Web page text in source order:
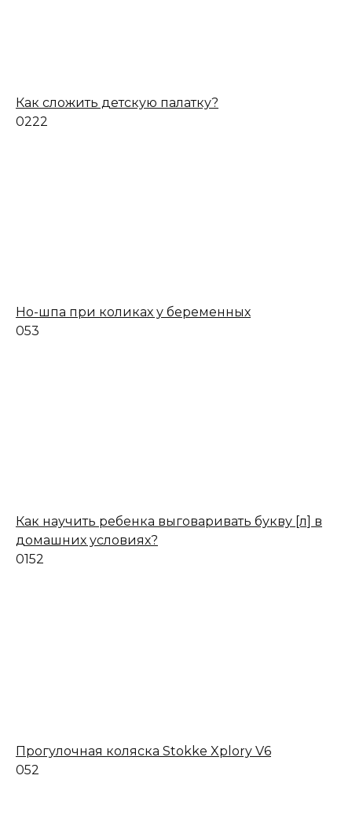
Как сложить детскую палатку?
0222
Но-шпа при коликах у беременных
053
Как научить ребенка выговаривать букву [л] в
домашних условиях?
0152
Прогулочная коляска Stokke Xplory V6
052